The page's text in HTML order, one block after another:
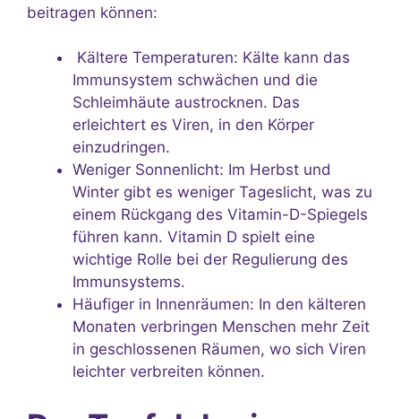
beitragen können:
Kältere Temperaturen: Kälte kann das
Immunsystem schwächen und die
Schleimhäute austrocknen. Das
erleichtert es Viren, in den Körper
einzudringen.
Weniger Sonnenlicht: Im Herbst und
Winter gibt es weniger Tageslicht, was zu
einem Rückgang des Vitamin-D-Spiegels
führen kann. Vitamin D spielt eine
wichtige Rolle bei der Regulierung des
Immunsystems.
Häufiger in Innenräumen: In den kälteren
Monaten verbringen Menschen mehr Zeit
in geschlossenen Räumen, wo sich Viren
leichter verbreiten können.